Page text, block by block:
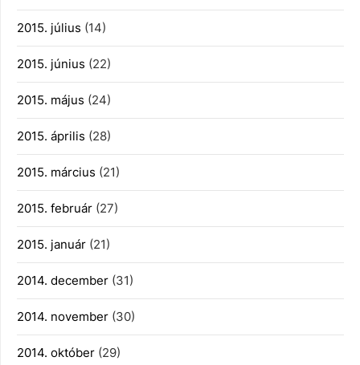
2015. július (14)
2015. június (22)
2015. május (24)
2015. április (28)
2015. március (21)
2015. február (27)
2015. január (21)
2014. december (31)
2014. november (30)
2014. október (29)